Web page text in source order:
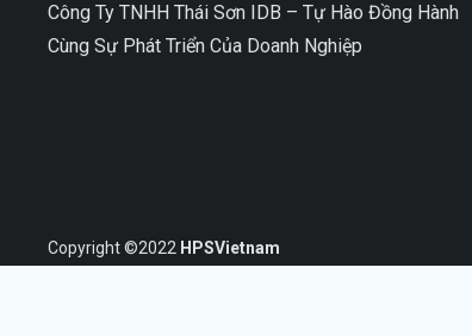
Công Ty TNHH Thái Sơn IDB – Tự Hào Đồng Hành
Cùng Sự Phát Triển Của Doanh Nghiệp
Copyright ©2022 HPSVietnam